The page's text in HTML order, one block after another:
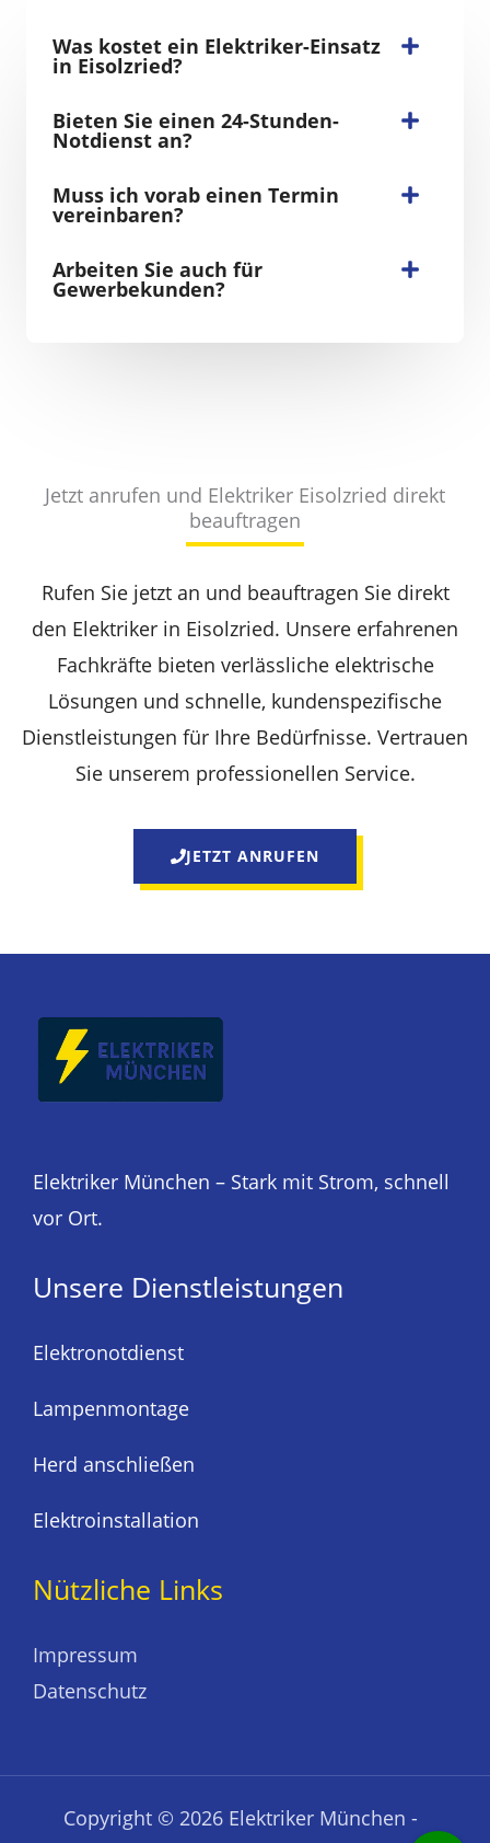
Was kostet ein Elektriker-Einsatz
in Eisolzried?
Bieten Sie einen 24-Stunden-
Notdienst an?
Muss ich vorab einen Termin
vereinbaren?
Arbeiten Sie auch für
Gewerbekunden?
Jetzt anrufen und Elektriker Eisolzried direkt
beauftragen
Rufen Sie jetzt an und beauftragen Sie direkt
den Elektriker in Eisolzried. Unsere erfahrenen
Fachkräfte bieten verlässliche elektrische
Lösungen und schnelle, kundenspezifische
Dienstleistungen für Ihre Bedürfnisse. Vertrauen
Sie unserem professionellen Service.
JETZT ANRUFEN
Elektriker München – Stark mit Strom, schnell
vor Ort.
Unsere Dienstleistungen
Elektronotdienst
Lampenmontage
Herd anschließen
Elektroinstallation
Nützliche Links
Impressum
Datenschutz
Copyright © 2026 Elektriker München -